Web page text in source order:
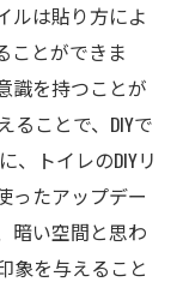
ルは貼り方によ
ことができま
識を持つことが
ることで、DIYで
、トイレのDIYリ
ったアップデー
暗い空間と思わ
象を与えること